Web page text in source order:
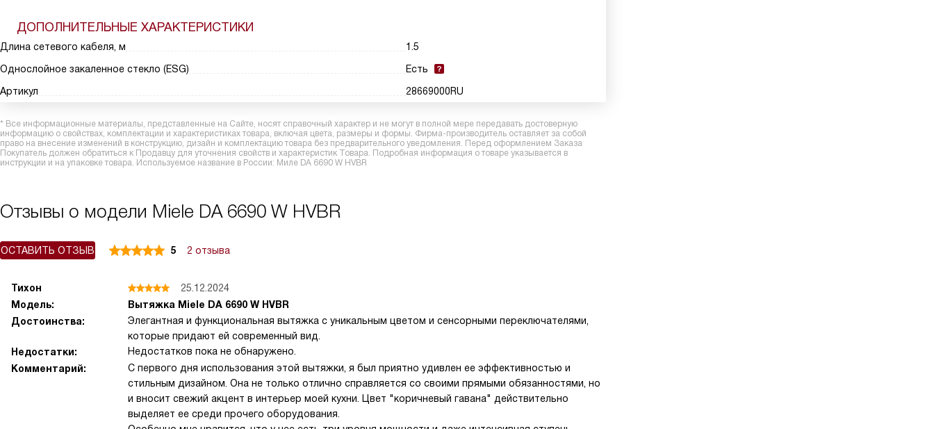
ДОПОЛНИТЕЛЬНЫЕ ХАРАКТЕРИСТИКИ
Длина сетевого кабеля, м
1.5
Однослойное закаленное стекло (ESG)
Есть
Артикул
28669000RU
* Все информационные материалы, представленные на Сайте, носят справочный характер и не могут в полной мере передавать достоверную
информацию о свойствах, комплектации и характеристиках товара, включая цвета, размеры и формы. Фирма-производитель оставляет за собой
право на внесение изменений в конструкцию, дизайн и комплектацию товара без предварительного уведомления. Перед оформлением Заказа
Покупатель должен обратиться к Продавцу для уточнения свойств и характеристик Товара. Подробная информация о товаре указывается в
инструкции и на упаковке товара. Используемое название в России: Миле DA 6690 W HVBR
Отзывы о модели Miele DA 6690 W HVBR
5 2 отзыва
ОСТАВИТЬ ОТЗЫВ
Тихон
25.12.2024
Модель:
Вытяжка Miele DA 6690 W HVBR
Достоинства:
Элегантная и функциональная вытяжка с уникальным цветом и сенсорными переключателями,
которые придают ей современный вид.
Недостатки:
Недостатков пока не обнаружено.
Комментарий:
С первого дня использования этой вытяжки, я был приятно удивлен ее эффективностью и
стильным дизайном. Она не только отлично справляется со своими прямыми обязанностями, но
и вносит свежий акцент в интерьер моей кухни. Цвет "коричневый гавана" действительно
выделяет ее среди прочего оборудования.